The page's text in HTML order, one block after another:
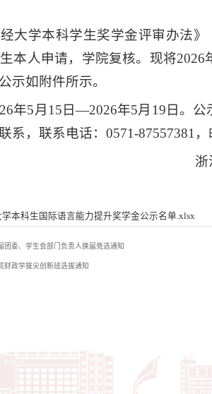
大学本科学生奖学金评审办法
本人申请，学院复核。现将
示如附件所示。
年5月15日—2026年5月19日。
系，联系电话：0571-87557381，
浙
学本科生国际语言能力提升奖学金公示名单.xlsx
团委、学生会部门负责人换届竞选通知
财政学拔尖创新班选拔通知